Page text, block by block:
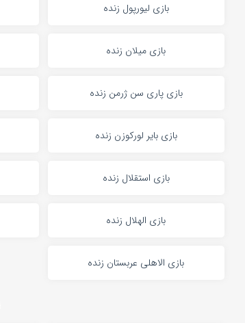
بازی لیورپول زنده
بازی میلان زنده
بازی پاری سن ژرمن زنده
بازی بایر لورکوزن زنده
بازی استقلال زنده
بازی الهلال زنده
بازی الاهلی عربستان زنده